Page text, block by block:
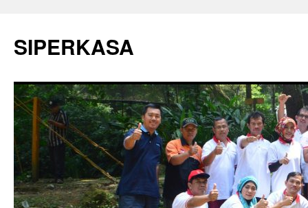
SIPERKASA